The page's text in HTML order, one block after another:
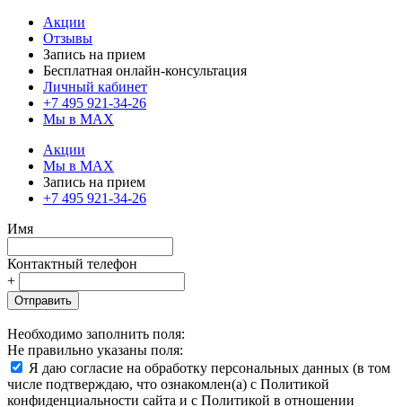
Акции
Отзывы
Запись на прием
Бесплатная онлайн-консультация
Личный кабинет
+7 495 921-34-26
Мы в MAX
Акции
Мы в MAX
Запись на прием
+7 495 921-34-26
Имя
Контактный телефон
+
Отправить
Необходимо заполнить поля:
Не правильно указаны поля:
Я даю согласие на обработку персональных данных (в том
числе подтверждаю, что ознакомлен(а) с Политикой
конфиденциальности сайта и с Политикой в отношении